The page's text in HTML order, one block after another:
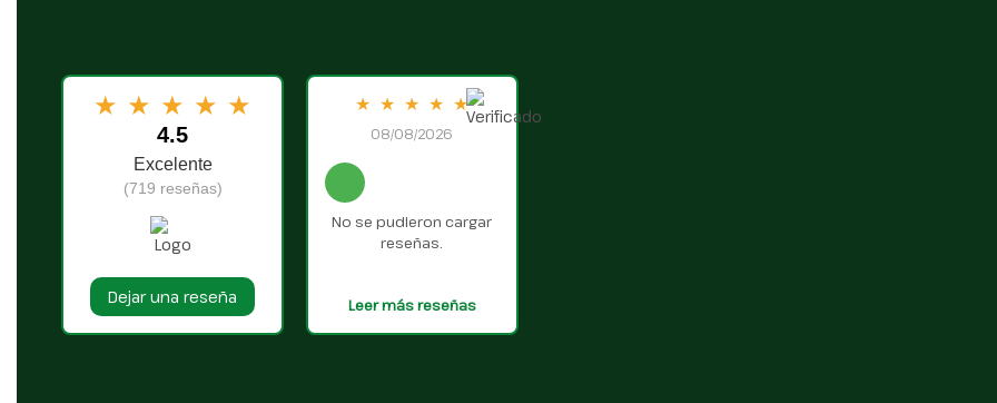
★ ★ ★ ★ ★
4.5
Excelente
(719 reseñas)
Dejar una reseña
★ ★ ★ ★ ★
08/08/2026
No se pudieron cargar
reseñas.
Leer más reseñas